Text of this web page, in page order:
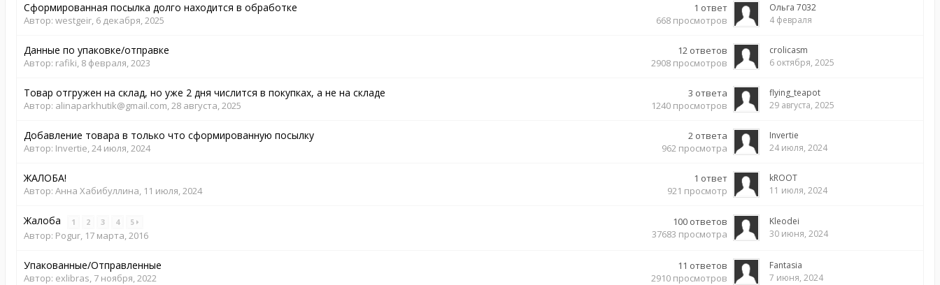
Сформированная посылка долго находится в обработке
Автор: westgeir, 6 декабря, 2025
1 ответ
668 просмотров
Ольга 7032
4 февраля
Данные по упаковке/отправке
Автор: rafiki, 8 февраля, 2023
12 ответов
2908 просмотров
crolicasm
6 октября, 2025
Товар отгружен на склад, но уже 2 дня числится в покупках, а не на складе
Автор: alinaparkhutik@gmail.com,28 августа, 2025
3 ответа
1240 просмотров
flying_teapot
29 августа, 2025
Добавление товара в только что сформированную посылку
Автор: Invertie,24 июля, 2024
2 ответа
962 просмотра
Invertie
24 июля, 2024
ЖАЛОБА!
Автор: Анна Хабибуллина, 11 июля, 2024
1 ответ
921 просмотр
kROOT
11 июля, 2024
Жалоба 1 2 3 4 5
Автор: Pogur, 17 марта, 2016
100 ответов
37683 просмотра
Kleodei
30 июня, 2024
Упакованные/Отправленные
Автор: exlibras, 7 ноября, 2022
11 ответов
2910 просмотров
Fantasia
7 июня, 2024